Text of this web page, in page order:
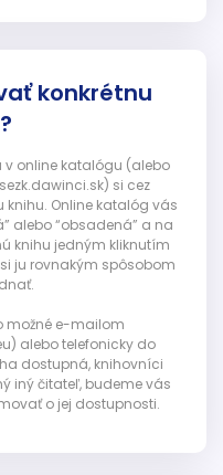
konkrétnu
v online katalógu (alebo
si cez
knihu. Online katalóg vás
alebo “obsadená” a na
knihu jedným kliknutím
ju rovnakým spôsobom
možné e-mailom
alebo telefonicky do
dostupná, knihovníci
iný čitateľ, budeme vás
o jej dostupnosti.